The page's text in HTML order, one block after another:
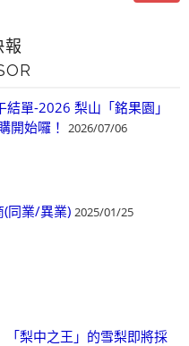
報
單-2026 梨山「銘果園」
開始囉！ 2026/07/06
(同業/異業) 2025/01/25
「梨中之王」的雪梨即將採